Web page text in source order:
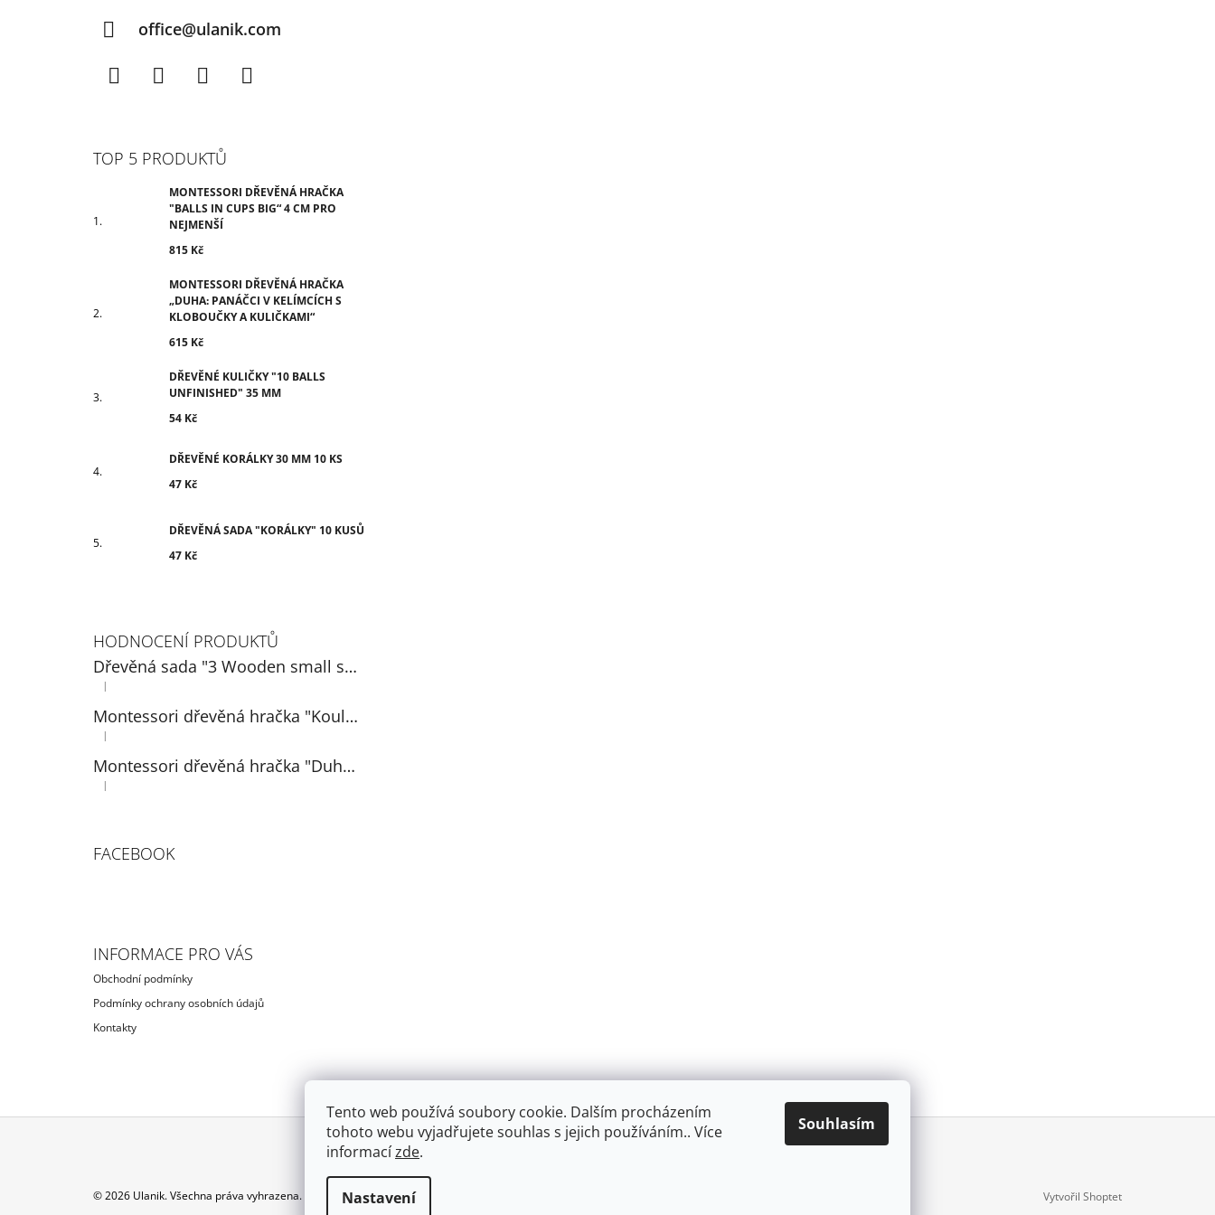
Tento web používá soubory cookie. Dalším procházením
tohoto webu vyjadřujete souhlas s jejich používáním.. Více
informacízde.
Nastavení
Souhlasím
office@ulanik.com
TOP 5 PRODUKTŮ
MONTESSORI DŘEVĚNÁ HRAČKA
"BALLS IN CUPS BIG“ 4 CM PRO
NEJMENŠÍ
815 Kč
MONTESSORI DŘEVĚNÁ HRAČKA
„DUHA: PANÁČCI V KELÍMCÍCH S
KLOBOUČKY A KULIČKAMI“
615 Kč
DŘEVĚNÉ KULIČKY "10 BALLS
UNFINISHED" 35 MM
54 Kč
DŘEVĚNÉ KORÁLKY 30 MM 10 KS
47 Kč
DŘEVĚNÁ SADA "KORÁLKY" 10 KUSŮ
47 Kč
HODNOCENÍ PRODUKTŮ
Dřevěná sada "3 Wooden small spoons" 14 cm
Hodnocení produktu je 5 z 5 hvězdiček.
|
Montessori dřevěná hračka "Koule na talířích"
Hodnocení produktu je 5 z 5 hvězdiček.
|
Montessori dřevěná hračka "Duhová: míčky v pohárech 3 cm"
Hodnocení produktu je 5 z 5 hvězdiček.
|
FACEBOOK
INFORMACE PRO VÁS
Obchodní podmínky
Podmínky ochrany osobních údajů
Kontakty
Vytvořil Shoptet
© 2026 Ulanik. Všechna práva vyhrazena. Upravit nastavení cookies